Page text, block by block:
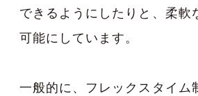
できるようにしたりと、柔軟
可能にしています。
一般的に、フレックスタイム